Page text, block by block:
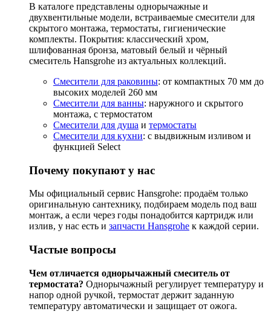
В каталоге представлены однорычажные и
двухвентильные модели, встраиваемые смесители для
скрытого монтажа, термостаты, гигиенические
комплекты. Покрытия: классический хром,
шлифованная бронза, матовый белый и чёрный
смеситель Hansgrohe из актуальных коллекций.
Смесители для раковины: от компактных 70 мм до
высоких моделей 260 мм
Смесители для ванны: наружного и скрытого
монтажа, с термостатом
Смесители для душа и термостаты
Смесители для кухни: с выдвижным изливом и
функцией Select
Почему покупают у нас
Мы официальный сервис Hansgrohe: продаём только
оригинальную сантехнику, подбираем модель под ваш
монтаж, а если через годы понадобится картридж или
излив, у нас есть и запчасти Hansgrohe к каждой серии.
Частые вопросы
Чем отличается однорычажный смеситель от
термостата? Однорычажный регулирует температуру и
напор одной ручкой, термостат держит заданную
температуру автоматически и защищает от ожога.